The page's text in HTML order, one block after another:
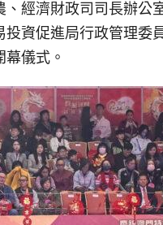
經濟財政司司長辦公
資促進局行政管理委
儀式。